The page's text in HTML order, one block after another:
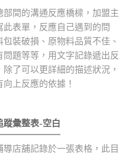
部間的溝通反應橋樑，加盟主
此表單，反應自己遇到的問
包裝破損、原物料品質不佳、
問題等等，用文字記錄遞出反
除了可以更詳細的描述狀況，
上反應的依據！
蹤彙整表-空白
導店舖記錄於一張表格，此目